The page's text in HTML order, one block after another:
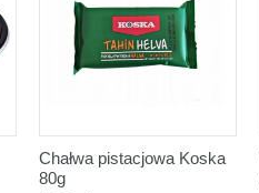
Chałwa pistacjowa Koska
80g